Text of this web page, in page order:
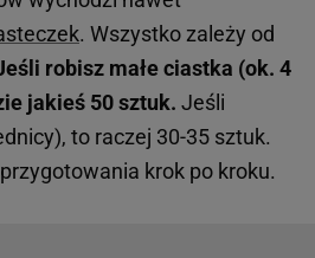
. Wszystko zależy od
robisz małe ciastka (ok. 4
jakieś 50 sztuk. Jeśli
to raczej 30-35 sztuk.
krok po kroku.